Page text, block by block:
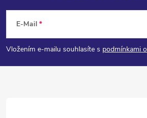
F
u
ß
E-Mail
Vložením e-mailu souhlasíte s podmínkami